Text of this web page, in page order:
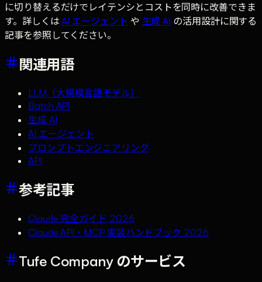
に切り替えるだけでレイテンシとコストを同時に改善できま
す。詳しくはAI エージェント や 生成 AI の活用設計に関する
記事を参照してください。
関連用語
LLM（大規模言語モデル）
Batch API
生成 AI
AI エージェント
プロンプトエンジニアリング
API
参考記事
Claude 完全ガイド 2026
Claude API・MCP 実装ハンドブック 2026
Tufe Company のサービス